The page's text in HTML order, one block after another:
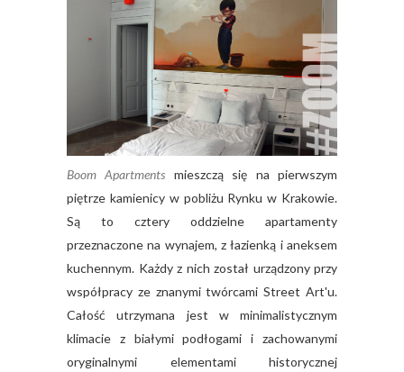
Boom Apartments mieszczą się na pierwszym
piętrze kamienicy w pobliżu Rynku w Krakowie.
Są to cztery oddzielne apartamenty
przeznaczone na wynajem, z łazienką i aneksem
kuchennym. Każdy z nich został urządzony przy
współpracy ze znanymi twórcami Street Art'u.
Całość utrzymana jest w minimalistycznym
klimacie z białymi podłogami i zachowanymi
oryginalnymi elementami historycznej